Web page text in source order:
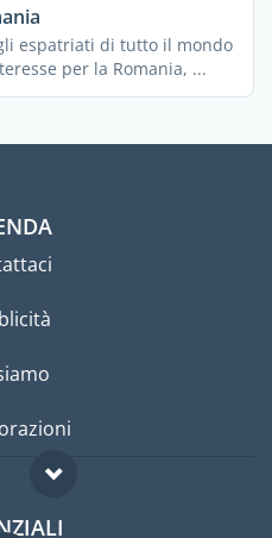
espatriati di tutto il mondo
per la Romania, ...